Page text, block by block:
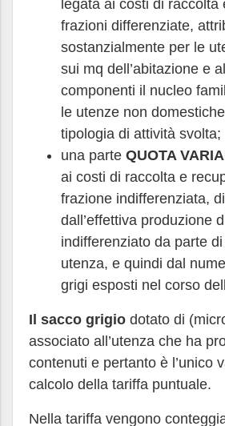
legata ai costi di raccolta
frazioni differenziate,
sostanzialmente per le
sui mq dell’abitazione e
componenti il nucleo
le utenze non
tipologia di attività svolta;
una parte QUOTA
ai costi di raccolta e
frazione indifferenziata,
dall’effettiva produzione
indifferenziato da parte
utenza, e quindi dal
grigi esposti nel corso
Il sacco grigio dotato di
associato all’utenza che ha
contenuti e pertanto è l’unico
calcolo della tariffa puntuale.
Nella tariffa vengono